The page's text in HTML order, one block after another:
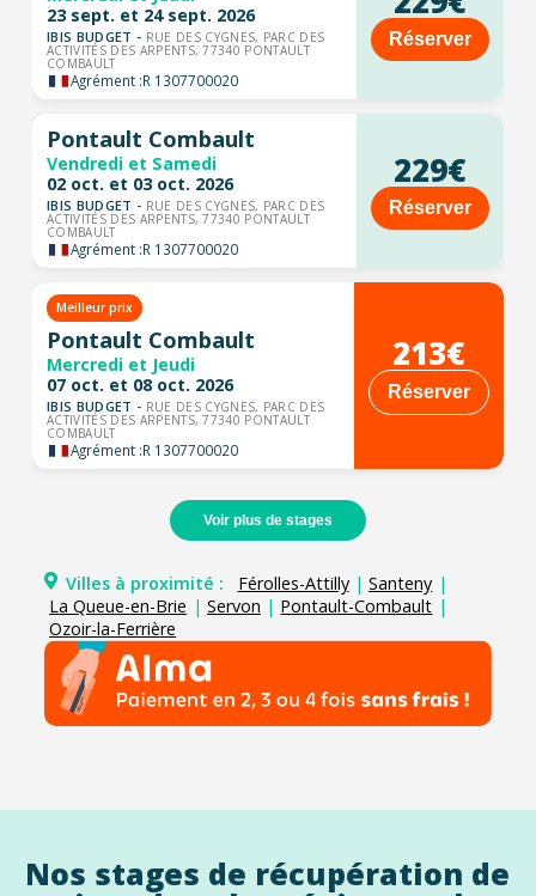
23 sept. et 24 sept. 2026
IBIS BUDGET - RUE DES CYGNES, PARC DES
ACTIVITÉS DES ARPENTS, 77340 PONTAULT
COMBAULT
Agrément :R 1307700020
Réserver
Pontault Combault
Vendredi et Samedi
02 oct. et 03 oct. 2026
IBIS BUDGET - RUE DES CYGNES, PARC DES
ACTIVITÉS DES ARPENTS, 77340 PONTAULT
COMBAULT
Agrément :R 1307700020
229€
Réserver
Meilleur prix
Pontault Combault
Mercredi et Jeudi
07 oct. et 08 oct. 2026
IBIS BUDGET - RUE DES CYGNES, PARC DES
ACTIVITÉS DES ARPENTS, 77340 PONTAULT
COMBAULT
Agrément :R 1307700020
213€
Réserver
Voir plus de stages
Villes à proximité : Férolles-Attilly | Santeny |
La Queue-en-Brie | Servon | Pontault-Combault |
Ozoir-la-Ferrière
Nos stages de récupération de